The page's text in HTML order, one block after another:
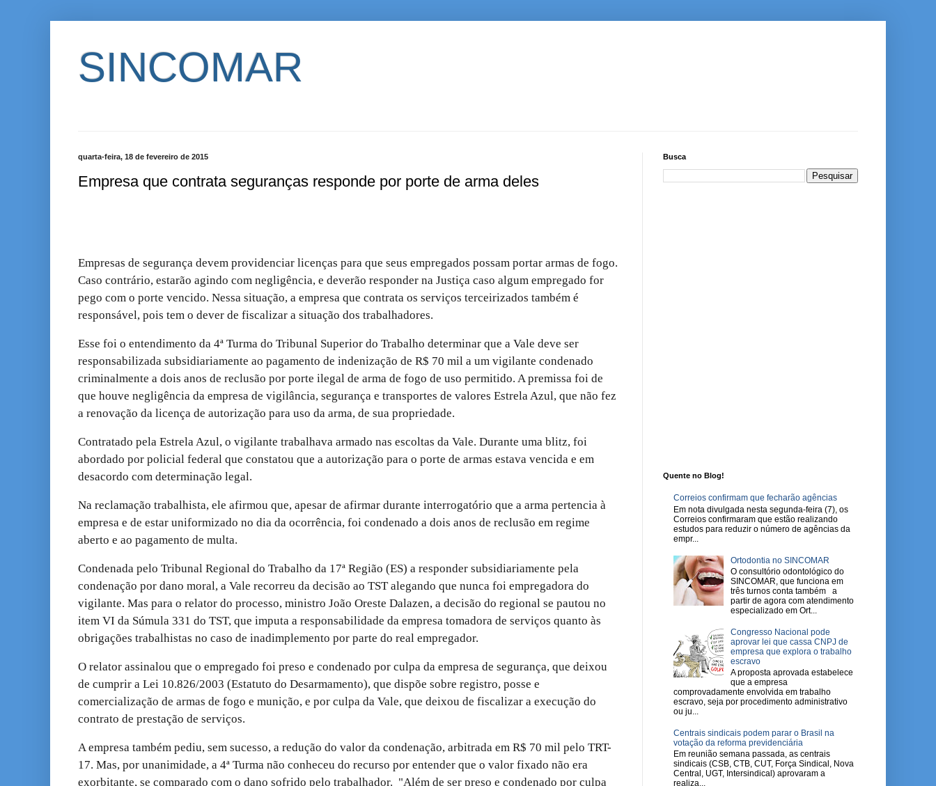
SINCOMAR
quarta-feira, 18 de fevereiro de 2015
Empresa que contrata seguranças responde por porte de arma deles
Empresas de segurança devem providenciar licenças para que seus empregados possam portar armas de fogo.
Caso contrário, estarão agindo com negligência, e deverão responder na Justiça caso algum empregado for
pego com o porte vencido. Nessa situação, a empresa que contrata os serviços terceirizados também é
responsável, pois tem o dever de fiscalizar a situação dos trabalhadores.
Esse foi o entendimento da 4ª Turma do Tribunal Superior do Trabalho determinar que a Vale deve ser
responsabilizada subsidiariamente ao pagamento de indenização de R$ 70 mil a um vigilante condenado
criminalmente a dois anos de reclusão por porte ilegal de arma de fogo de uso permitido. A premissa foi de
que houve negligência da empresa de vigilância, segurança e transportes de valores Estrela Azul, que não fez
a renovação da licença de autorização para uso da arma, de sua propriedade.
Contratado pela Estrela Azul, o vigilante trabalhava armado nas escoltas da Vale. Durante uma blitz, foi
abordado por policial federal que constatou que a autorização para o porte de armas estava vencida e em
desacordo com determinação legal.
Na reclamação trabalhista, ele afirmou que, apesar de afirmar durante interrogatório que a arma pertencia à
empresa e de estar uniformizado no dia da ocorrência, foi condenado a dois anos de reclusão em regime
aberto e ao pagamento de multa.
Condenada pelo Tribunal Regional do Trabalho da 17ª Região (ES) a responder subsidiariamente pela
condenação por dano moral, a Vale recorreu da decisão ao TST alegando que nunca foi empregadora do
vigilante. Mas para o relator do processo, ministro João Oreste Dalazen, a decisão do regional se pautou no
item VI da Súmula 331 do TST, que imputa a responsabilidade da empresa tomadora de serviços quanto às
obrigações trabalhistas no caso de inadimplemento por parte do real empregador.
O relator assinalou que o empregado foi preso e condenado por culpa da empresa de segurança, que deixou
de cumprir a Lei 10.826/2003 (Estatuto do Desarmamento), que dispõe sobre registro, posse e
comercialização de armas de fogo e munição, e por culpa da Vale, que deixou de fiscalizar a execução do
contrato de prestação de serviços.
A empresa também pediu, sem sucesso, a redução do valor da condenação, arbitrada em R$ 70 mil pelo TRT-
17. Mas, por unanimidade, a 4ª Turma não conheceu do recurso por entender que o valor fixado não era
exorbitante, se comparado com o dano sofrido pelo trabalhador. "Além de ser preso e condenado por culpa
Busca
Quente no Blog!
Correios confirmam que fecharão agências
Em nota divulgada nesta segunda-feira (7), os
Correios confirmaram que estão realizando
estudos para reduzir o número de agências da
empr...
Ortodontia no SINCOMAR
O consultório odontológico do
SINCOMAR, que funciona em
três turnos conta também a
partir de agora com atendimento
especializado em Ort...
Congresso Nacional pode
aprovar lei que cassa CNPJ de
empresa que explora o trabalho
escravo
A proposta aprovada estabelece
que a empresa
comprovadamente envolvida em trabalho
escravo, seja por procedimento administrativo
ou ju...
Centrais sindicais podem parar o Brasil na
votação da reforma previdenciária
Em reunião semana passada, as centrais
sindicais (CSB, CTB, CUT, Força Sindical, Nova
Central, UGT, Intersindical) aprovaram a
realiza...